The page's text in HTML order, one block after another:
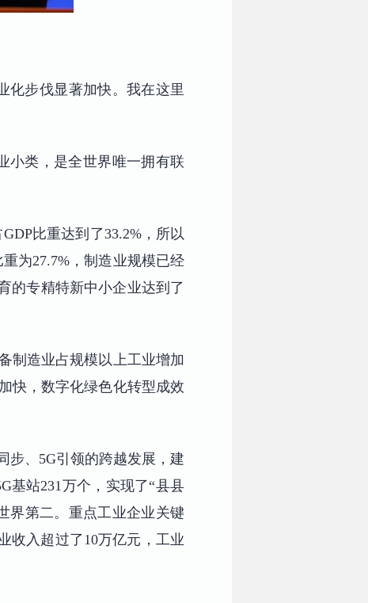
化步伐显著加快。我在这里
小类，是全世界唯一拥有联
比重达到了33.2%，所以
为27.7%，制造业规模已经
的专精特新中小企业达到了
制造业占规模以上工业增加
快，数字化绿色化转型成效
步、5G引领的跨越发展，建
基站231万个，实现了“县县
界第二。重点工业企业关键
收入超过了10万亿元，工业